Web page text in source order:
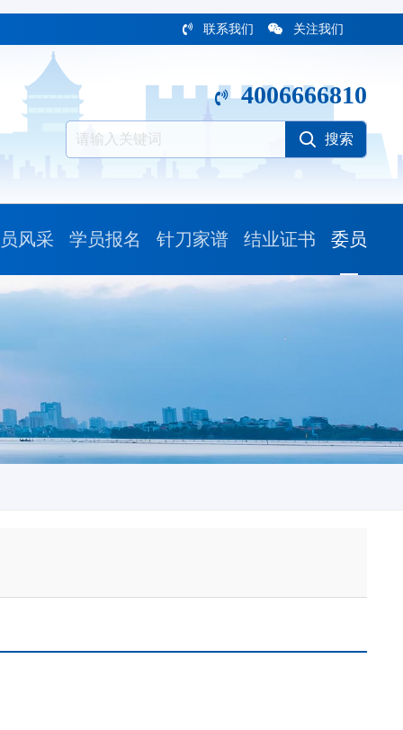
联系我们 关注我们
4006666810
风采 学员报名 针刀家谱 结业证书 委员